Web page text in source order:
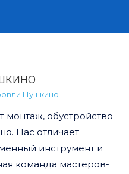
Пушкино
обустройство
Нас отличает
инструмент и
команда мастеров-